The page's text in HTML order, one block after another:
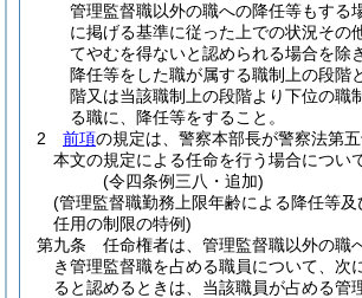
管理監督職以外の職への降任等もする
に掲げる基準に従った上での状況その
てやむを得ないと認められる場合を除
降任等をした職が属する職制上の段階
階又は当該職制上の段階より下位の職
る職に、降任等をすること。
2
前項の規定は、警察本部長が警察法第
本文の規定による任命を行う場合につい
(令四条例三八・追加)
(管理監督職勤務上限年齢による降任等
任用の制限の特例)
第九条
任命権者は、管理監督職以外の職
き管理監督職を占める職員について、次
ると認めるときは、当該職員が占める管